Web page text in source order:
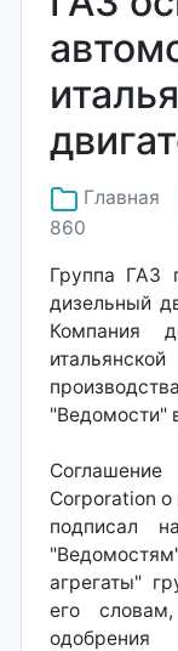
Главная
860
Группа ГАЗ
дизельный
Компания
"Ведомости"
Corporation о
подписал
агрегаты"
его
одобрения